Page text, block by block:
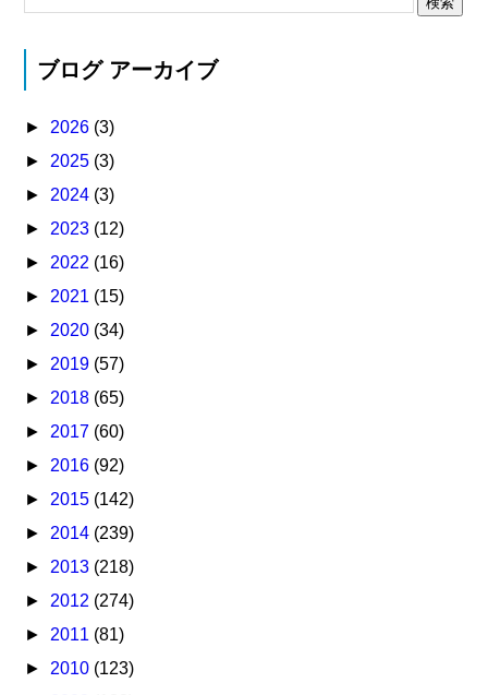
ブログ アーカイブ
► 2026 (3)
► 2025 (3)
► 2024 (3)
► 2023 (12)
► 2022 (16)
► 2021 (15)
► 2020 (34)
► 2019 (57)
► 2018 (65)
► 2017 (60)
► 2016 (92)
► 2015 (142)
► 2014 (239)
► 2013 (218)
► 2012 (274)
► 2011 (81)
► 2010 (123)